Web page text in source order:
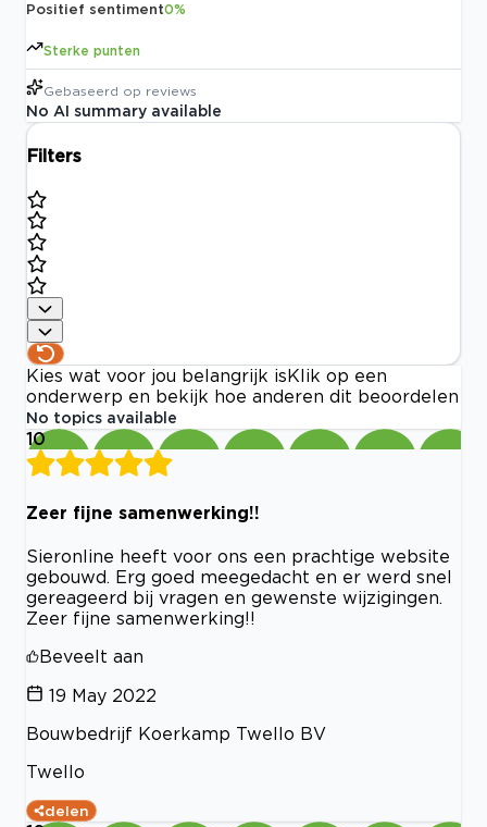
Positief sentiment0%
Sterke punten
Gebaseerd op reviews
No AI summary available
Filters
Kies wat voor jou belangrijk is Klik op een
onderwerp en bekijk hoe anderen dit beoordelen
No topics available
10
Zeer fijne samenwerking!!
Sieronline heeft voor ons een prachtige website
gebouwd. Erg goed meegedacht en er werd snel
gereageerd bij vragen en gewenste wijzigingen.
Zeer fijne samenwerking!!
Beveelt aan
19 May 2022
Bouwbedrijf Koerkamp Twello BV
Twello
delen